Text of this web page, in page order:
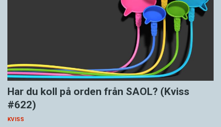
Har du koll på orden från SAOL? (Kviss
#622)
KVISS